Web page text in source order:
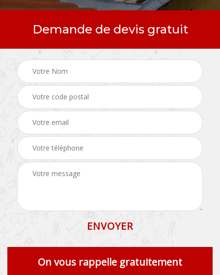
Demande de devis gratuit
On vous rappelle gratuitement